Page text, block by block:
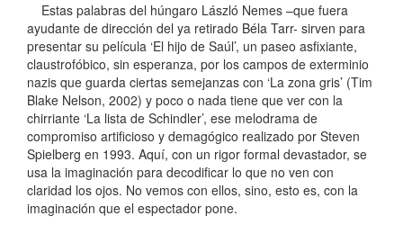
Estas palabras del húngaro László Nemes –que fuera
ayudante de dirección del ya retirado Béla Tarr- sirven para
presentar su película ‘El hijo de Saúl’, un paseo asfixiante,
claustrofóbico, sin esperanza, por los campos de exterminio
nazis que guarda ciertas semejanzas con ‘La zona gris’ (Tim
Blake Nelson, 2002) y poco o nada tiene que ver con la
chirriante ‘La lista de Schindler’, ese melodrama de
compromiso artificioso y demagógico realizado por Steven
Spielberg en 1993. Aquí, con un rigor formal devastador, se
usa la imaginación para decodificar lo que no ven con
claridad los ojos. No vemos con ellos, sino, esto es, con la
imaginación que el espectador pone.